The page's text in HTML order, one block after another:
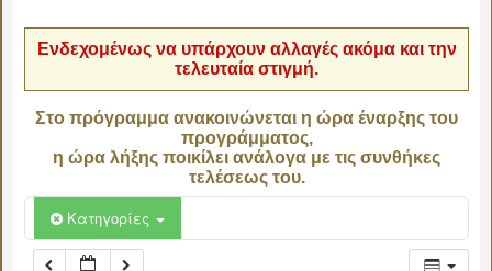
Ενδεχομένως να υπάρχουν αλλαγές ακόμα και την
τελευταία στιγμή.
Στο πρόγραμμα ανακοινώνεται η ώρα έναρξης του
προγράμματος,
η ώρα λήξης ποικίλει ανάλογα με τις συνθήκες
τελέσεως του.
Κατηγορίες
06:00